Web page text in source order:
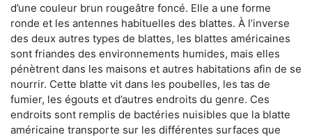
d’une couleur brun rougeâtre foncé. Elle a une forme
ronde et les antennes habituelles des blattes. À l’inverse
des deux autres types de blattes, les blattes américaines
sont friandes des environnements humides, mais elles
pénètrent dans les maisons et autres habitations afin de se
nourrir. Cette blatte vit dans les poubelles, les tas de
fumier, les égouts et d’autres endroits du genre. Ces
endroits sont remplis de bactéries nuisibles que la blatte
américaine transporte sur les différentes surfaces que